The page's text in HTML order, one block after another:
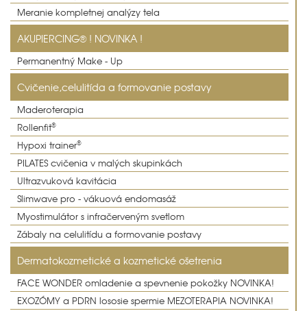
Meranie kompletnej analýzy tela
AKUPIERCING® ! NOVINKA !
Permanentný Make - Up
Cvičenie,celulitída a formovanie postavy
Maderoterapia
Rollenfit®
Hypoxi trainer®
PILATES cvičenia v malých skupinkách
Ultrazvuková kavitácia
Slimwave pro - vákuová endomasáž
Myostimulátor s infračerveným svetlom
Zábaly na celulitídu a formovanie postavy
Dermatokozmetické a kozmetické ošetrenia
FACE WONDER omladenie a spevnenie pokožky NOVINKA!
EXOZÓMY a PDRN lososie spermie MEZOTERAPIA NOVINKA!